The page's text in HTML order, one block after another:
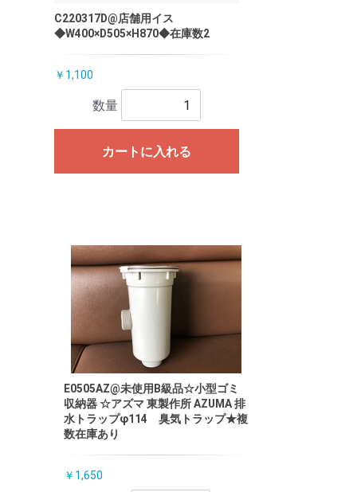
C220317D@店舗用イス
◆W400×D505×H870◆在庫数2
￥1,100
数量
カートに入れる
E0505AZ@未使用B級品☆小型ゴミ
収納器 ☆アズマ 東製作所 AZUMA 排
水トラップφ114 臭気トラップ★複
数在庫あり
￥1,650